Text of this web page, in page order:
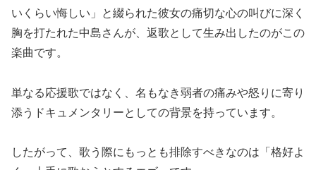
いくらい悔しい」と綴られた彼女の痛切な心の叫びに深く
胸を打たれた中島さんが、返歌として生み出したのがこの
楽曲です。
単なる応援歌ではなく、名もなき弱者の痛みや怒りに寄り
添うドキュメンタリーとしての背景を持っています。
したがって、歌う際にもっとも排除すべきなのは「格好よ